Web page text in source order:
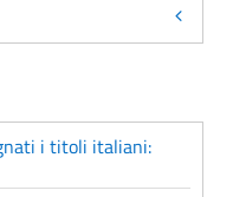
i titoli italiani: